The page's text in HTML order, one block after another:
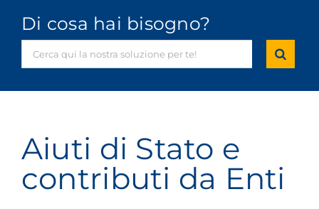
Di cosa hai bisogno?
Aiuti di Stato e
contributi da Enti